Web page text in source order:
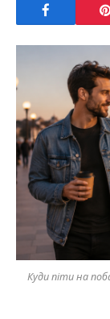
Куди піти на